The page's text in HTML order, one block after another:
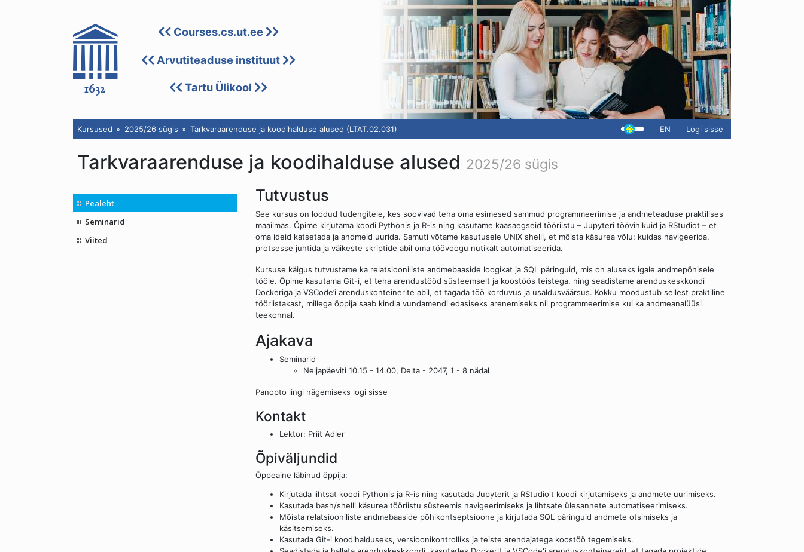
Courses.cs.ut.ee
Arvutiteaduse instituut
Tartu Ülikool
Kursused 2025/26 sügis Tarkvaraarenduse ja koodihalduse alused (LTAT.02.031) EN Logi sisse
Tarkvaraarenduse ja koodihalduse alused 2025/26 sügis
Pealeht
Seminarid
Viited
Tutvustus
See kursus on loodud tudengitele, kes soovivad teha oma esimesed sammud programmeerimise ja andmeteaduse praktilises
maailmas. Õpime kirjutama koodi Pythonis ja R-is ning kasutame kaasaegseid tööriistu – Jupyteri töövihikuid ja RStudiot – et
oma ideid katsetada ja andmeid uurida. Samuti võtame kasutusele UNIX shelli, et mõista käsurea võlu: kuidas navigeerida,
protsesse juhtida ja väikeste skriptide abil oma töövoogu nutikalt automatiseerida.
Kursuse käigus tutvustame ka relatsiooniliste andmebaaside loogikat ja SQL päringuid, mis on aluseks igale andmepõhisele
tööle. Õpime kasutama Git-i, et teha arendustööd süsteemselt ja koostöös teistega, ning seadistame arenduskeskkondi
Dockeriga ja VSCode’i arenduskonteinerite abil, et tagada töö korduvus ja usaldusväärsus. Kokku moodustub sellest praktiline
tööriistakast, millega õppija saab kindla vundamendi edasiseks arenemiseks nii programmeerimise kui ka andmeanalüüsi
teekonnal.
Ajakava
Seminarid
Neljapäeviti 10.15 - 14.00, Delta - 2047, 1 - 8 nädal
Panopto lingi nägemiseks logi sisse
Kontakt
Lektor: Priit Adler
Õpiväljundid
Õppeaine läbinud õppija:
Kirjutada lihtsat koodi Pythonis ja R-is ning kasutada Jupyterit ja RStudio't koodi kirjutamiseks ja andmete uurimiseks.
Kasutada bash/shelli käsurea tööriistu süsteemis navigeerimiseks ja lihtsate ülesannete automatiseerimiseks.
Mõista relatsiooniliste andmebaaside põhikontseptsioone ja kirjutada SQL päringuid andmete otsimiseks ja
käsitsemiseks.
Kasutada Git-i koodihalduseks, versioonikontrolliks ja teiste arendajatega koostöö tegemiseks.